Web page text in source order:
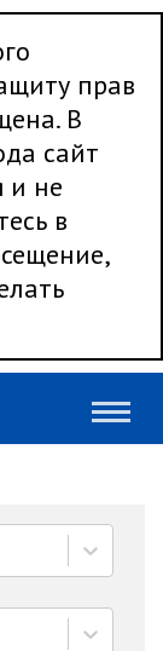
прав
В
сайт
и не
в